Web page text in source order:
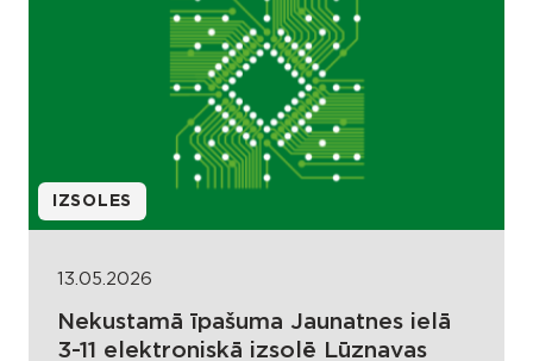
IZSOLES
13.05.2026
Nekustamā īpašuma Jaunatnes ielā
3-11 elektroniskā izsolē Lūznavas